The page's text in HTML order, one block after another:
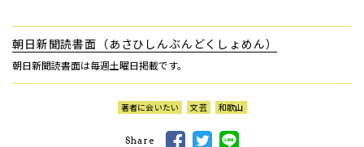
朝日新聞読書面（あさひしんぶんどくしょめん）
朝日新聞読書面は毎週土曜日掲載です。
著者に会いたい 文芸 和歌山
Share